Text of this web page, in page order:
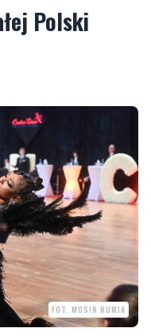
Polski
FOT. MOSIR RUMIA